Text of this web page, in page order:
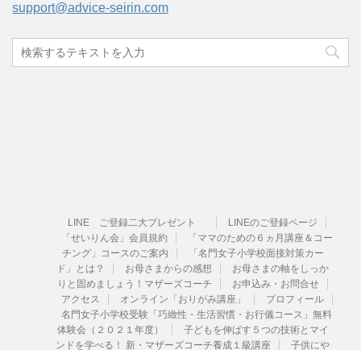
support@advice-seirin.com
LINE ご登録二大プレゼント
LINEのご登録ページ
「せいりん会」会員規約
「ママのための６ヵ月講座＆コー
チング」コースのご案内
「名門女子小学校面接対策カー
ド」とは？
お母さまからの感想
お母さまの軸をしっか
りと固めましょう！マザーズコーチ
お申込み・お問合せ
アクセス
オンライン「おりがみ講座」
プロフィール
名門女子小学校受験「巧緻性・生活習慣・お行儀コース」無料
体験会（２０２１年度）
子どもを伸ばす５つの技術とマイ
ンドを学べる！ 新・マザーズコーチ養成１級講座
子供にや